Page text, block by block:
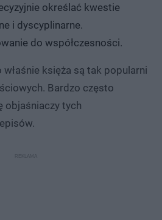
określać kwestie
i dyscyplinarne.
do współczesności.
księża są tak popularni
Bardzo często
objaśniaczy tych